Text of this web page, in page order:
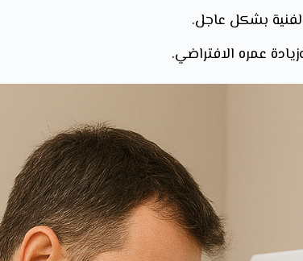
بشكل عاجل.
عمره الافتراضي.